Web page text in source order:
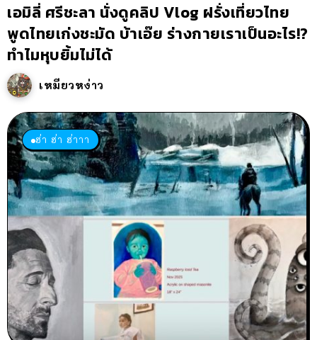
เอมิลี่ ศรีชะลา นั่งดูคลิป Vlog ฝรั่งเที่ยวไทย
พูดไทยเก่งชะมัด บ้าเอ๊ย ร่างกายเราเป็นอะไร!?
ทำไมหุบยิ้มไม่ได้
เหมียวหง่าว
ฮ่า ฮ่า ฮ่าาา